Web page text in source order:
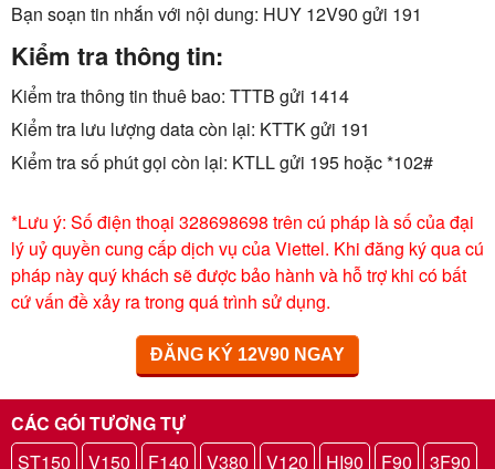
Bạn soạn tin nhắn với nội dung: HUY 12V90 gửi 191
Kiểm tra thông tin:
Kiểm tra thông tin thuê bao: TTTB gửi 1414
Kiểm tra lưu lượng data còn lại: KTTK gửi 191
Kiểm tra số phút gọi còn lại: KTLL gửi 195 hoặc *102#
*Lưu ý: Số điện thoại 328698698 trên cú pháp là số của đại
lý uỷ quyền cung cấp dịch vụ của Viettel. Khi đăng ký qua cú
pháp này quý khách sẽ được bảo hành và hỗ trợ khi có bất
cứ vấn đề xảy ra trong quá trình sử dụng.
ĐĂNG KÝ 12V90 NGAY
CÁC GÓI TƯƠNG TỰ
ST150
V150 F140 V380 V120 HI90 F90
3F90